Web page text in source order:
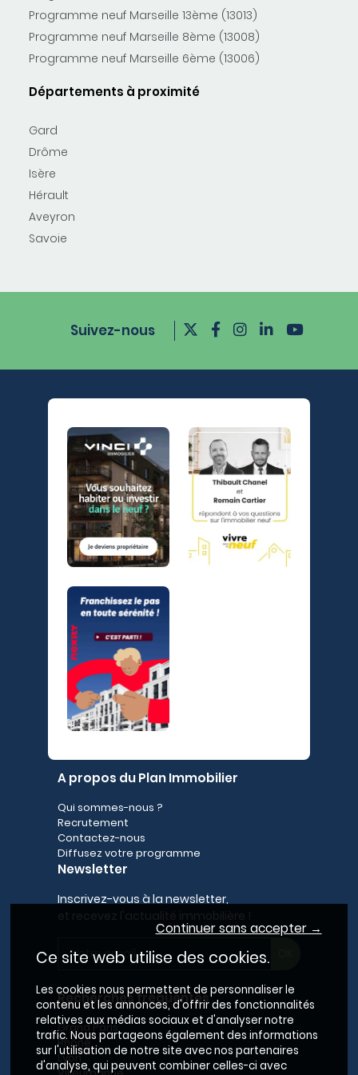
Programme neuf Marseille 13ème (13013)
Programme neuf Marseille 8ème (13008)
Programme neuf Marseille 6ème (13006)
Départements à proximité
Gard
Drôme
Isère
Hérault
Aveyron
Savoie
Suivez-nous
A propos du Plan Immobilier
Qui sommes-nous ?
Recrutement
Contactez-nous
Diffusez votre programme
Newsletter
Inscrivez-vous à la newsletter,
Recherches fréquentes
Grand Paris
Rhône
Lyon
Continuer sans accepter →
Ce site web utilise des cookies.
Les cookies nous permettent de personnaliser le
contenu et les annonces, d'offrir des fonctionnalités
relatives aux médias sociaux et d'analyser notre
trafic. Nous partageons également des informations
sur l'utilisation de notre site avec nos partenaires
d'analyse, qui peuvent combiner celles-ci avec